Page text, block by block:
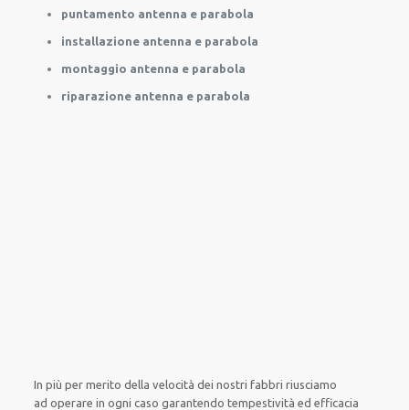
puntamento antenna e parabola
installazione antenna e parabola
montaggio antenna e parabola
riparazione antenna e parabola
In più per merito della velocità deinostri fabbri riusciamo
adoperare inogni caso garantendo tempestività ed efficacia